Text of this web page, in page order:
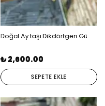
Doğal Ay taşı Dikdörtgen Gümüş Bileklik
₺ 2,600.00
SEPETE EKLE